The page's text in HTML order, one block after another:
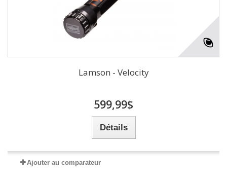
Lamson - Velocity
599,99$
Détails
Ajouter au comparateur